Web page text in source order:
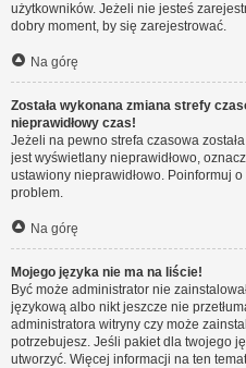
użytkowników. Jeżeli nie jesteś
dobry moment, by się zarejestrować.
Na górę
Została wykonana zmiana strefy
nieprawidłowy czas!
Jeżeli na pewno strefa czasowa
jest wyświetlany nieprawidłowo,
ustawiony nieprawidłowo. Poinformuj
problem.
Na górę
Mojego języka nie ma na liście!
Być może administrator nie
językową albo nikt jeszcze nie
administratora witryny czy może
potrzebujesz. Jeśli pakiet dla twojego
utworzyć. Więcej informacji na ten